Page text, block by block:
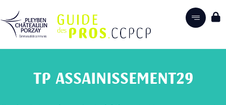
TP ASSAINISSEMENT29